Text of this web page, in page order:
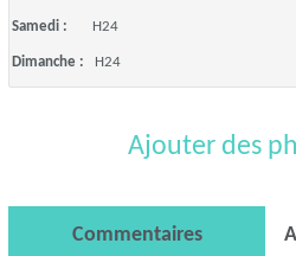
Samedi : H24
Dimanche : H24
Ajouter des
Commentaires